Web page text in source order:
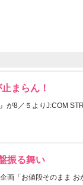
まらん！
が8／５よりJ:COM
振る舞い
画「お値段そのまま お